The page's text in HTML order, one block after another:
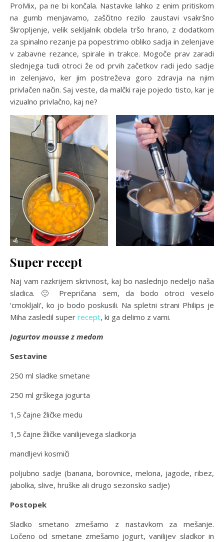
ProMix, pa ne bi končala. Nastavke lahko z enim pritiskom
na gumb menjavamo, zaščitno rezilo zaustavi vsakršno
škropljenje, velik sekljalnik obdela tršo hrano, z dodatkom
za spinalno rezanje pa popestrimo obliko sadja in zelenjave
v zabavne rezance, spirale in trakce. Mogoče prav zaradi
slednjega tudi otroci že od prvih začetkov radi jedo sadje
in zelenjavo, ker jim postreževa goro zdravja na njim
privlačen način. Saj veste, da malčki raje pojedo tisto, kar je
vizualno privlačno, kaj ne?
Super recept
Naj vam razkrijem skrivnost, kaj bo naslednjo nedeljo naša
sladica. 🙂 Prepričana sem, da bodo otroci veselo
‘cmokljali’, ko jo bodo poskusili. Na spletni strani Philips je
Miha zasledil super recept, ki ga delimo z vami.
Jogurtov mousse z medom
Sestavine
250 ml sladke smetane
250 ml grškega jogurta
1,5 čajne žličke medu
1,5 čajne žličke vanilijevega sladkorja
mandljevi kosmiči
poljubno sadje (banana, borovnice, melona, jagode, ribez,
jabolka, slive, hruške ali drugo sezonsko sadje)
Postopek
Sladko smetano zmešamo z nastavkom za mešanje.
Ločeno od smetane zmešamo jogurt, vanilijev sladkor in